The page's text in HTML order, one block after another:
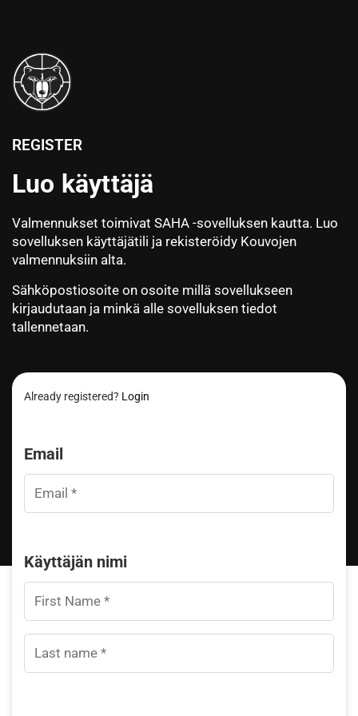
REGISTER
Luo käyttäjä
Valmennukset toimivat SAHA -sovelluksen kautta. Luo
sovelluksen käyttäjätili ja rekisteröidy Kouvojen
valmennuksiin alta.
Sähköpostiosoite on osoite millä sovellukseen
kirjaudutaan ja minkä alle sovelluksen tiedot
tallennetaan.
Already registered? Login
Email
Käyttäjän nimi